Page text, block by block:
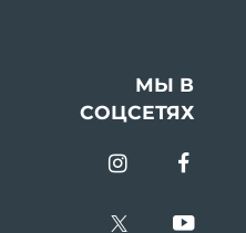
МЫ В
СОЦСЕТЯХ